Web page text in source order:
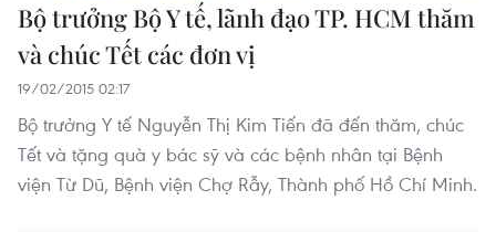
Bộ trưởng Bộ Y tế, lãnh đạo TP. HCM thăm
và chúc Tết các đơn vị
19/02/2015 02:17
Bộ trưởng Y tế Nguyễn Thị Kim Tiến đã đến thăm, chúc
Tết và tặng quà y bác sỹ và các bệnh nhân tại Bệnh
viện Từ Dũ, Bệnh viện Chợ Rẫy, Thành phố Hồ Chí Minh.